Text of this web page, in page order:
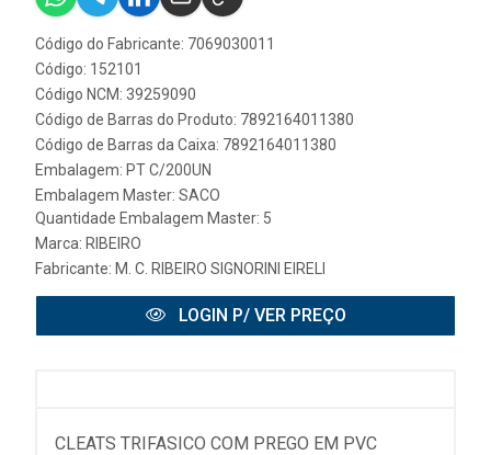
Código do Fabricante: 7069030011
Código: 152101
Código NCM: 39259090
Código de Barras do Produto: 7892164011380
Código de Barras da Caixa: 7892164011380
Embalagem: PT C/200UN
Embalagem Master: SACO
Quantidade Embalagem Master: 5
Marca: RIBEIRO
Fabricante: M. C. RIBEIRO SIGNORINI EIRELI
LOGIN P/ VER PREÇO
CLEATS TRIFASICO COM PREGO EM PVC